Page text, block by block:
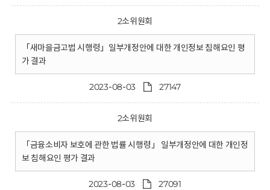
2소위원회
「새마을금고법 시행령」일부개정안에 대한 개인정보 침해요인 평
가 결과
2023-08-03 27147
2소위원회
「금융소비자 보호에 관한 법률 시행령」 일부개정안에 대한 개인정
보 침해요인 평가 결과
2023-08-03 27091